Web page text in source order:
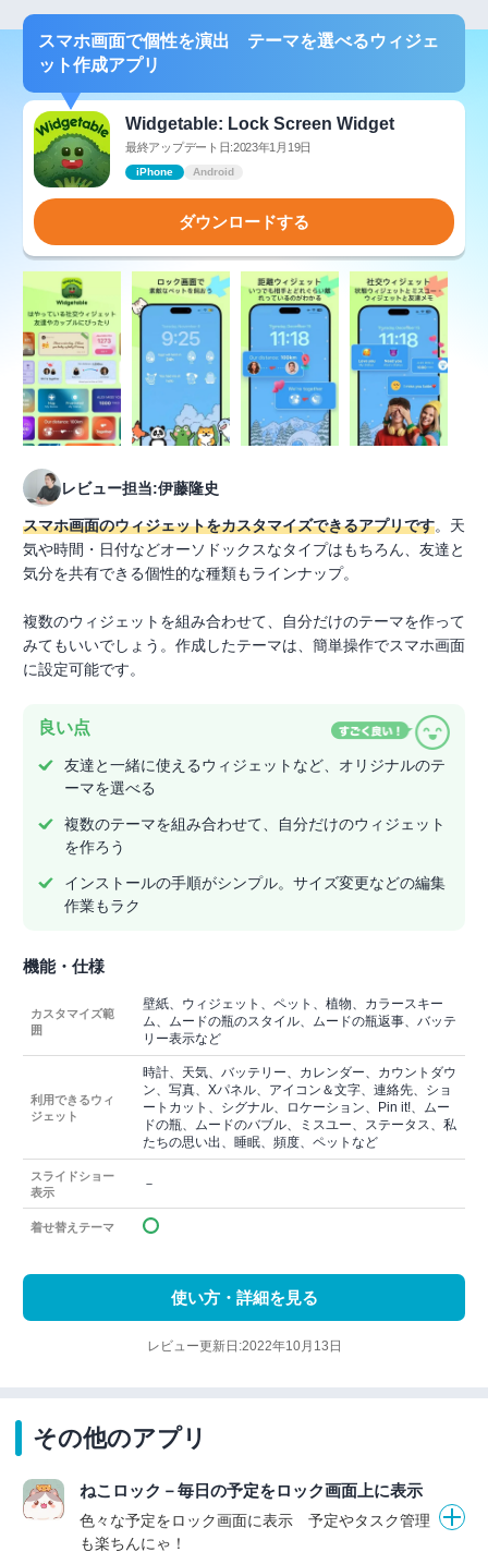
スマホ画面で個性を演出 テーマを選べるウィジェ
ット作成アプリ
Widgetable: Lock Screen Widget
最終アップデート日:2023年1月19日
iPhone Android
ダウンロードする
レビュー担当:伊藤隆史
スマホ画面のウィジェットをカスタマイズできるアプリです。天
気や時間・日付などオーソドックスなタイプはもちろん、友達と
気分を共有できる個性的な種類もラインナップ。
複数のウィジェットを組み合わせて、自分だけのテーマを作って
みてもいいでしょう。作成したテーマは、簡単操作でスマホ画面
に設定可能です。
良い点
友達と一緒に使えるウィジェットなど、オリジナルのテ
ーマを選べる
複数のテーマを組み合わせて、自分だけのウィジェット
を作ろう
インストールの手順がシンプル。サイズ変更などの編集
作業もラク
機能・仕様
カスタマイズ範
囲
壁紙、ウィジェット、ペット、植物、カラースキー
ム、ムードの瓶のスタイル、ムードの瓶返事、バッテ
リー表示など
利用できるウィ
ジェット
時計、天気、バッテリー、カレンダー、カウントダウ
ン、写真、Xパネル、アイコン＆文字、連絡先、ショ
ートカット、シグナル、ロケーション、Pin it!、ムー
ドの瓶、ムードのバブル、ミスユー、ステータス、私
たちの思い出、睡眠、頻度、ペットなど
スライドショー
表示
－
着せ替えテーマ
使い方・詳細を見る
レビュー更新日:2022年10月13日
その他のアプリ
ねこロック－毎日の予定をロック画面上に表示
色々な予定をロック画面に表示 予定やタスク管理
も楽ちんにゃ！